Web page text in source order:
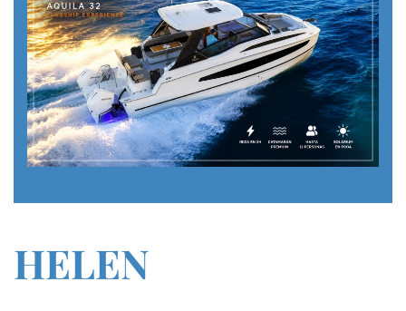
HELEN